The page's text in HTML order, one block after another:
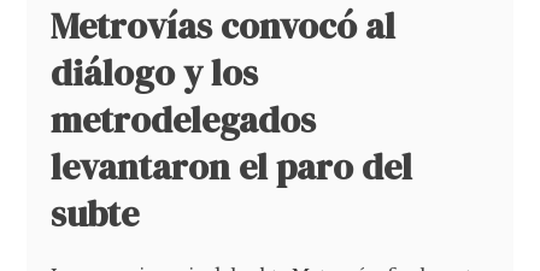
Metrovías convocó al
diálogo y los
metrodelegados
levantaron el paro del
subte